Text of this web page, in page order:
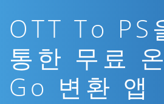
OTT To PS
통한 무료
Go 변환 앱